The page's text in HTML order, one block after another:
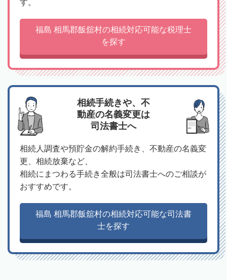
す。
福島 相馬郡飯舘村の相続対応可能な税理士
を探す
相続手続きや、不
動産の名義変更は
司法書士へ
相続人調査や預貯金の解約手続き、不動産の名義変
更、相続放棄など、
相続にまつわる手続き全般は司法書士へのご相談が
おすすめです。
福島 相馬郡飯舘村の相続対応可能な司法書
士を探す